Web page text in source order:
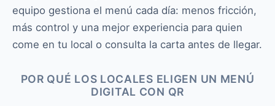
equipo gestiona el menú cada día: menos fricción,
más control y una mejor experiencia para quien
come en tu local o consulta la carta antes de llegar.
POR QUÉ LOS LOCALES ELIGEN UN MENÚ
DIGITAL CON QR